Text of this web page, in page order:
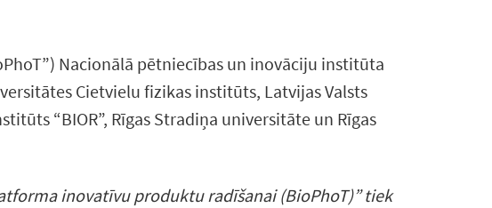
Nacionālā pētniecības un inovāciju institūta
Cietvielu fizikas institūts, Latvijas Valsts
“BIOR”, Rīgas Stradiņa universitāte un Rīgas
inovatīvu produktu radīšanai (BioPhoT)” tiek